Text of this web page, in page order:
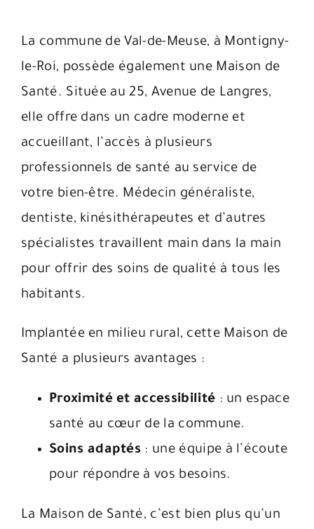
La commune de Val-de-Meuse, à Montigny-
le-Roi, possède également une Maison de
Santé. Située au 25, Avenue de Langres,
elle offre dans un cadre moderne et
accueillant, l’accès à plusieurs
professionnels de santé au service de
votre bien-être. Médecin généraliste,
dentiste, kinésithérapeutes et d’autres
spécialistes travaillent main dans la main
pour offrir des soins de qualité à tous les
habitants.
Implantée en milieu rural, cette Maison de
Santé a plusieurs avantages :
Proximité et accessibilité : un espace
santé au cœur de la commune.
Soins adaptés : une équipe à l’écoute
pour répondre à vos besoins.
La Maison de Santé, c’est bien plus qu’un